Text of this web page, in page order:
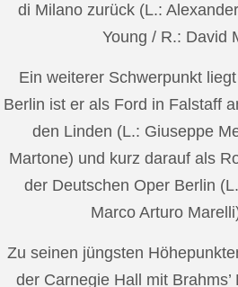
di Milano zurück (L.:
Young / R.: David
Ein weiterer Schwerpunkt
Berlin ist er als Ford in Falstaff
den Linden (L.: Giuseppe
Martone) und kurz darauf als
der Deutschen Oper Berlin
Marco Arturo
Zu seinen jüngsten
der Carnegie Hall mit